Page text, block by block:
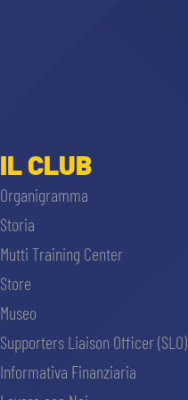
IL CLUB
Organigramma
Storia
Mutti Training Center
Store
Museo
Supporters Liaison Officer (SLO)
Informativa Finanziaria